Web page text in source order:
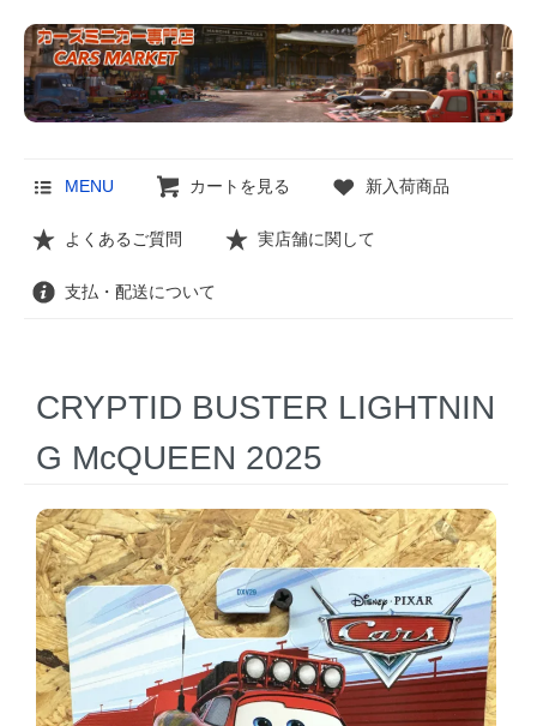
MENU カートを見る 新入荷商品
よくあるご質問 実店舗に関して
支払・配送について
CRYPTID BUSTER LIGHTNIN
G McQUEEN 2025